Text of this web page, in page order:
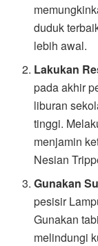
duduk
lebih awal.
Lakukan
pada akhir
liburan
tinggi.
menjamin
Nesian
Gunakan
pesisir
Gunakan
melindungi